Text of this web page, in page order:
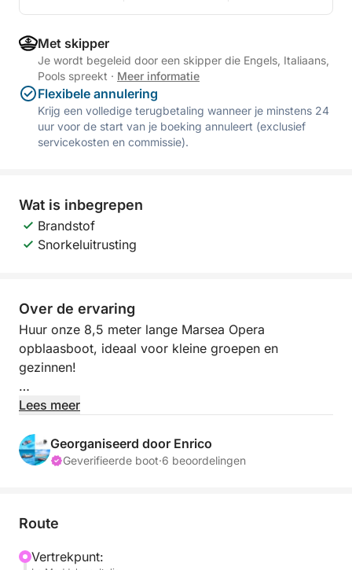
Met skipper
Je wordt begeleid door een skipper die Engels, Italiaans,
Pools spreekt · Meer informatie
Flexibele annulering
Krijg een volledige terugbetaling wanneer je minstens 24
uur voor de start van je boeking annuleert (exclusief
servicekosten en commissie).
Wat is inbegrepen
Brandstof
Snorkeluitrusting
Over de ervaring
Huur onze 8,5 meter lange Marsea Opera
opblaasboot, ideaal voor kleine groepen en
gezinnen!
Maximale capaciteit: 10 passagiers.
REISPLAN:
Eerste stop om te zwemmen bij het eiland Spargi,
de natuurlijke zwembaden van Budelli. Andere stops
voorkeuren) tussen de eilanden Caprera, Santo
Lees meer
Georganiseerd door Enrico
Geverifieerde boot·6 beoordelingen
Route
Vertrekpunt: